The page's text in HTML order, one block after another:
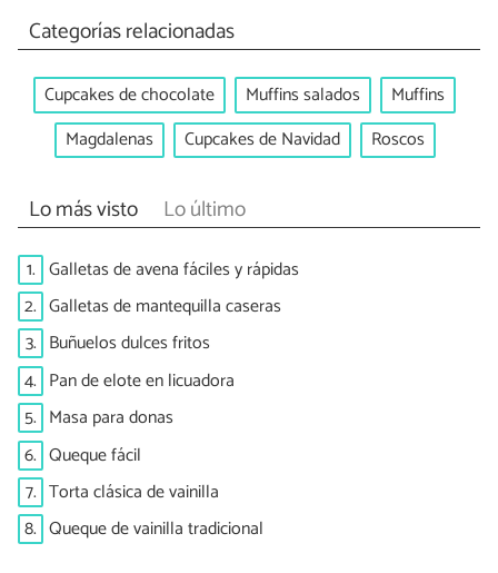
Categorías relacionadas
Cupcakes de chocolate Muffins salados
Muffins
Magdalenas
Cupcakes de Navidad Roscos
Lo más visto Lo último
1. Galletas de avena fáciles y rápidas
2. Galletas de mantequilla caseras
3. Buñuelos dulces fritos
4. Pan de elote en licuadora
5. Masa para donas
6. Queque fácil
7. Torta clásica de vainilla
8. Queque de vainilla tradicional